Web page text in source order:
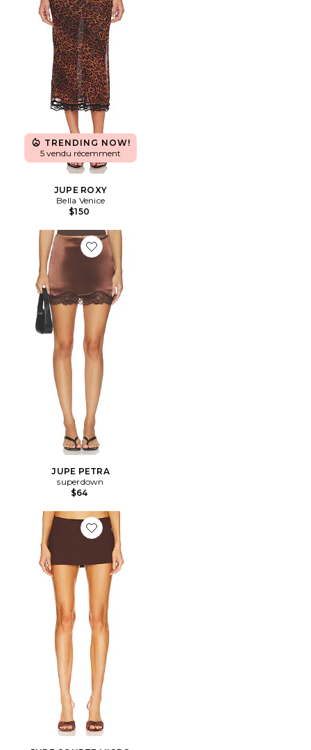
TRENDING NOW!
5 vendu récemment
JUPE ROXY
Bella Venice
$150
Favorite JUPE PETRA
JUPE PETRA
superdown
$64
Favorite JUPE COURTE MICRO